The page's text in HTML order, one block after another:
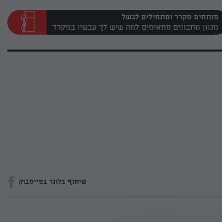
פותחים מקרר ומתחילים לבשל
שיתוף בלוגר בפייסבוק